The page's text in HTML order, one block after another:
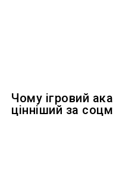
Чому ігровий
цінніший за